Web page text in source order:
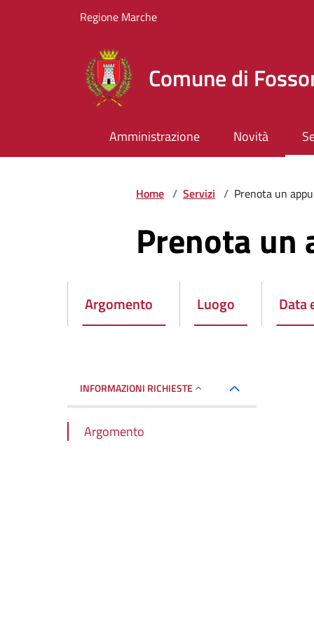
Vai ai contenutiRegione Marche
Comune di
Amministrazione Novità
Home / Servizi / Prenota un
Prenota un
Argomento
Attivo Luogo
Attivo Data
Attivo
INFORMAZIONI RICHIESTE
Argomento